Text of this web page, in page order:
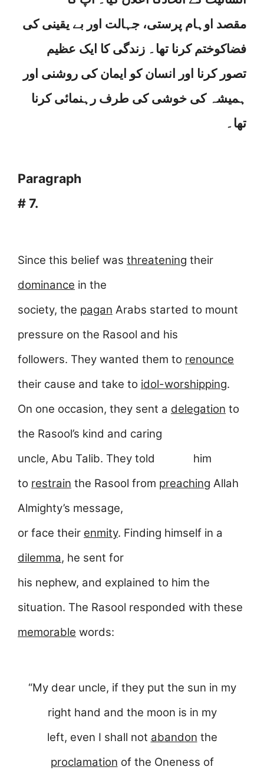
مقصد اوہام پرستی، جہالت اور بے یقینی کی
فضاکوختم کرنا تھا۔ زندگی کا ایک عظیم
تصور کرنا اور انسان کو ایمان کی روشنی اور
ہمیشہ کی خوشی کی طرف رہنمائی کرنا
تھا۔
Paragraph
# 7.
Since this belief was threatening their
dominance in the
society, the pagan Arabs started to mount
pressure on the Rasool and his
followers. They wanted them to renounce
their cause and take to idol-worshipping.
On one occasion, they sent a delegation to
the Rasool’s kind and caring
uncle, Abu Talib. They told him
to restrain the Rasool from preaching Allah
Almighty’s message,
or face their enmity. Finding himself in a
dilemma, he sent for
his nephew, and explained to him the
situation. The Rasool responded with these
memorable words:
“My dear uncle, if they put the sun in my
right hand and the moon is in my
left, even I shall not abandon the
proclamation of the Oneness of